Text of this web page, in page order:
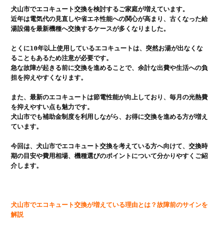
犬山市でエコキュート交換を検討するご家庭が増えています。
近年は電気代の見直しや省エネ性能への関心が高まり、古くなった給
湯設備を最新機種へ交換するケースが多くなりました。
とくに10年以上使用しているエコキュートは、突然お湯が出なくな
ることもあるため注意が必要です。
急な故障が起きる前に交換を進めることで、余計な出費や生活への負
担を抑えやすくなります。
また、最新のエコキュートは節電性能が向上しており、毎月の光熱費
を抑えやすい点も魅力です。
犬山市でも補助金制度を利用しながら、お得に交換を進める方が増え
ています。
今回は、犬山市でエコキュート交換を考えている方へ向けて、交換時
期の目安や費用相場、機種選びのポイントについて分かりやすくご紹
介します。
犬山市でエコキュート交換が増えている理由とは？故障前のサインを
解説